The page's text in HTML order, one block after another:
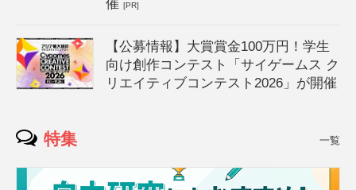
催[PR]
【公募情報】大賞賞金100万円！学生
向け創作コンテスト「サイゲームス ク
リエイティブコンテスト2026」が開催
特集 一覧